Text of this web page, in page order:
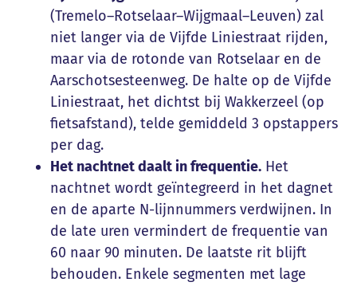
(Tremelo–Rotselaar–Wijgmaal–Leuven) zal
niet langer via de Vijfde Liniestraat rijden,
maar via de rotonde van Rotselaar en de
Aarschotsesteenweg. De halte op de Vijfde
Liniestraat, het dichtst bij Wakkerzeel (op
fietsafstand), telde gemiddeld 3 opstappers
per dag.
Het nachtnet daalt in frequentie. Het
nachtnet wordt geïntegreerd in het dagnet
en de aparte N-lijnnummers verdwijnen. In
de late uren vermindert de frequentie van
60 naar 90 minuten. De laatste rit blijft
behouden. Enkele segmenten met lage